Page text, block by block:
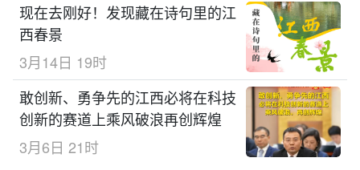
现在去刚好！发现藏在诗句里的江
西春景
3月14日 19时
敢创新、勇争先的江西必将在科技
创新的赛道上乘风破浪再创辉煌
3月6日 21时